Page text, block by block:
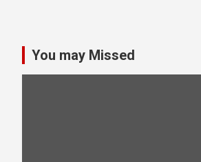
You may Missed